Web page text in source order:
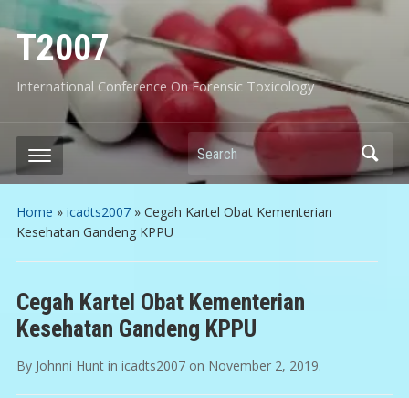
T2007
International Conference On Forensic Toxicology
Search
Home » icadts2007» Cegah Kartel Obat Kementerian
Kesehatan Gandeng KPPU
Cegah Kartel Obat Kementerian
Kesehatan Gandeng KPPU
By Johnni Hunt in icadts2007on November 2, 2019.